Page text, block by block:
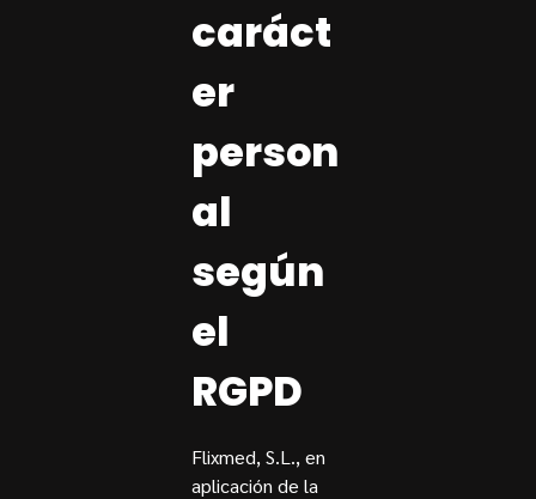
caráct
er
person
al
según
el
RGPD
Flixmed, S.L., en
aplicación de la